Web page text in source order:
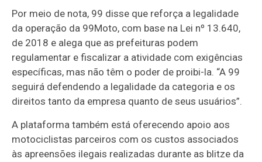
Por meio de nota, 99 disse que reforça a legalidade
da operação da 99Moto, com base na Lei nº 13.640,
de 2018 e alega que as prefeituras podem
regulamentar e fiscalizar a atividade com exigências
específicas, mas não têm o poder de proibi-la. “A 99
seguirá defendendo a legalidade da categoria e os
direitos tanto da empresa quanto de seus usuários”.
A plataforma também está oferecendo apoio aos
motociclistas parceiros com os custos associados
às apreensões ilegais realizadas durante as blitze da